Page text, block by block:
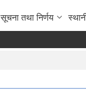
सूचना तथा निर्णय